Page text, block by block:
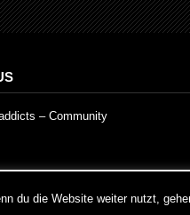
– Community
assume you're ok with
du die Website weiter nutzt,